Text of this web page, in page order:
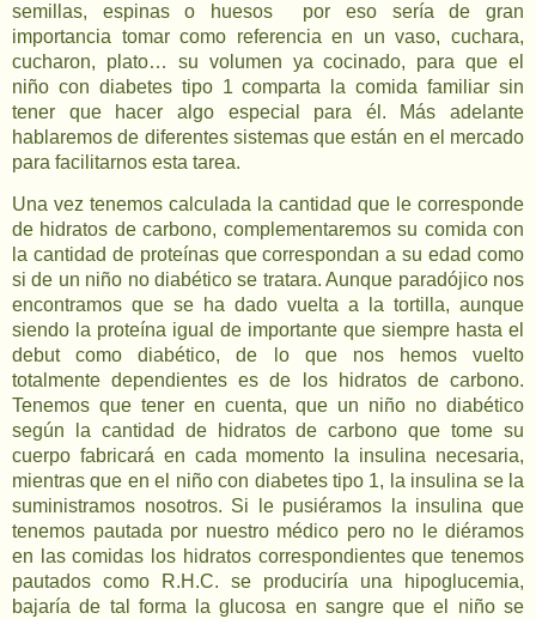
semillas, espinas o huesos
por eso sería de gran
importancia tomar como referencia en un vaso, cuchara,
cucharon, plato… su volumen ya cocinado, para que el
niño con diabetes tipo 1 comparta la comida familiar sin
tener que hacer algo especial para él. Más adelante
hablaremos de diferentes sistemas que están en el mercado
para facilitarnos esta tarea.
Una vez tenemos calculada la cantidad que le corresponde
de hidratos de carbono, complementaremos su comida con
la cantidad de proteínas que correspondan a su edad como
si de un niño no diabético se tratara. Aunque paradójico nos
encontramos que se ha dado vuelta a la tortilla, aunque
siendo la proteína igual de importante que siempre hasta el
debut como diabético, de lo que nos hemos vuelto
totalmente dependientes es de los hidratos de carbono.
Tenemos que tener en cuenta, que un niño no diabético
según la cantidad de hidratos de carbono que tome su
cuerpo fabricará en cada momento la insulina necesaria,
mientras que en el niño con diabetes tipo 1, la insulina se la
suministramos nosotros. Si le pusiéramos la insulina que
tenemos pautada por nuestro médico pero no le diéramos
en las comidas los hidratos correspondientes que tenemos
pautados como R.H.C. se produciría una hipoglucemia,
bajaría de tal forma la glucosa en sangre que el niño se